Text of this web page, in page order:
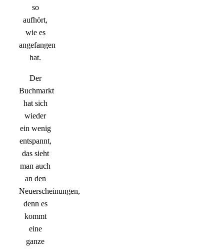
so
aufhört,
wie es
angefangen
hat.
Der
Buchmarkt
hat sich
wieder
ein wenig
entspannt,
das sieht
man auch
an den
Neuerscheinungen,
denn es
kommt
eine
ganze